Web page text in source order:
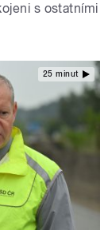
s ostatními
25 minut